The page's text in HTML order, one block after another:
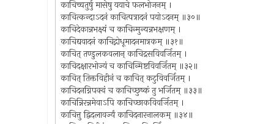
काचिच्चतुर्षु मासेषु ययाचे फलभोजनम् ।
काचित्कन्दाऽदनं काचित्पत्रादनं पयोऽदनम् ॥३०॥
काचिदेकान्नभक्ष्यं च काचिन्मुन्यन्नभक्षणम् ।
काचिद्यवादनं काचिद्गोधूमादनमात्रकम् ॥३१॥
काचित् तण्डुलकवलान् काचिद्रसविवर्जितम् ।
काचिदक्षारभोज्यं च काचिन्मिष्टविवर्जितम् ॥३२॥
काचित् तिक्तविहीनं च काचित् कटुविवर्जितम् ।
काचिदनग्निपक्वं च काचिच्छुष्कं तु भर्जितम् ॥३३॥
काचिन्निरन्नमेवाऽपि काचिच्छाकविवर्जितम् ।
काचित्तु द्विदलावर्ज्यं काचिदनारनालकम् ॥३४॥